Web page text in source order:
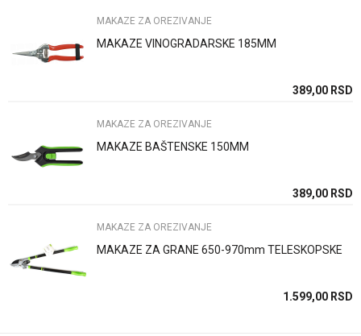
Poruka
MAKAZE ZA OREZIVANJE
MAKAZE VINOGRADARSKE 185MM
389,00 RSD
MAKAZE ZA OREZIVANJE
MAKAZE BAŠTENSKE 150MM
389,00 RSD
MAKAZE ZA OREZIVANJE
MAKAZE ZA GRANE 650-970mm TELESKOPSKE
1.599,00 RSD